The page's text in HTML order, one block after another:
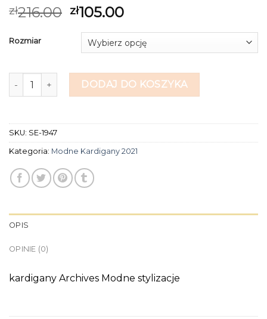
zł216.00 zł105.00
Rozmiar
ilość modne kardigany 2021DODAJ DO KOSZYKA
SKU: SE-1947
Kategoria: Modne Kardigany 2021
OPIS
OPINIE (0)
kardigany Archives Modne stylizacje